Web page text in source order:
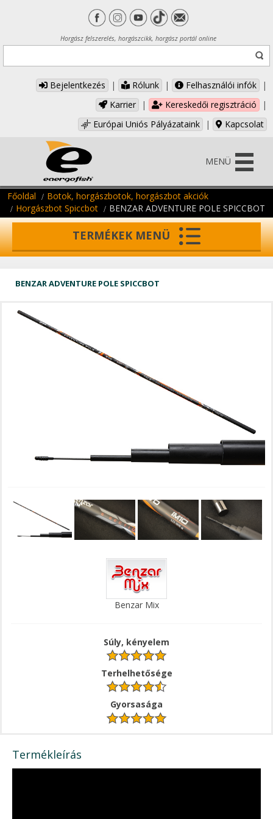
Horgász felszerelés, horgászcikk, horgász portál online
Bejelentkezés | Rólunk | Felhasználói infók
|
Karrier
| Kereskedői regisztráció
|
Európai Uniós Pályázataink
| Kapcsolat
MENÜ
Főoldal
Botok, horgászbotok, horgászbot akciók
Horgászbot Spiccbot
BENZAR ADVENTURE POLE SPICCBOT
TERMÉKEK MENÜ
BENZAR ADVENTURE POLE SPICCBOT
Benzar Mix
Súly, kényelem
Terhelhetősége
Gyorsasága
Termékleírás